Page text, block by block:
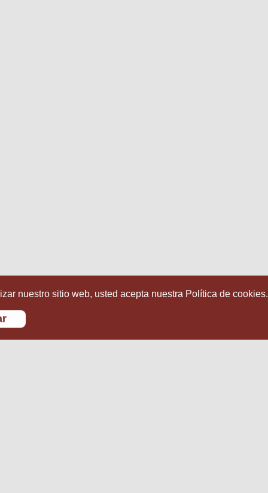
nuestro sitio web, usted acepta nuestra Política de cookies.